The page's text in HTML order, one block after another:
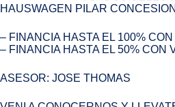
HAUSWAGEN PILAR
– FINANCIA HASTA EL 100%
– FINANCIA HASTA EL 50% CON
ASESOR: JOSE THOMAS